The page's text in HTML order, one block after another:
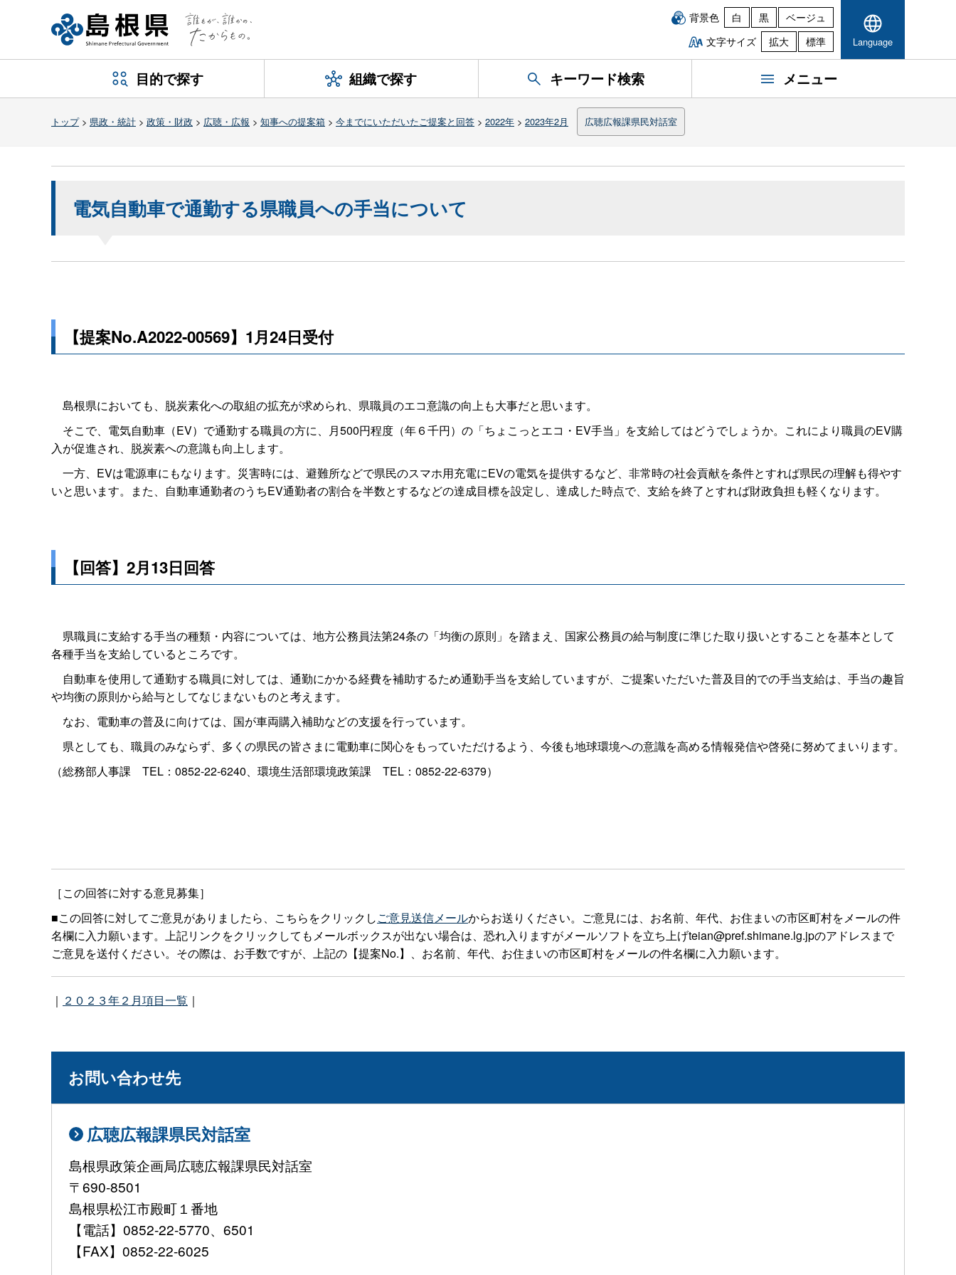
背景色 白 黒
ベージュ
文字サイズ
拡大 標準 Language
目的で探す 組織で探す キーワード検索 メニュー
トップ> 県政・統計 > 政策・財政 > 広聴・広報 > 知事への提案箱 > 今までにいただいたご提案と回答 > 2022年 > 2023年2月 広聴広報課県民対話室
電気自動車で通勤する県職員への手当について
【提案No.A2022-00569】1月24日受付
島根県においても、脱炭素化への取組の拡充が求められ、県職員のエコ意識の向上も大事だと思います。
そこで、電気自動車（EV）で通勤する職員の方に、月500円程度（年６千円）の「ちょこっとエコ・EV手当」を支給してはどうでしょうか。これにより職員のEV購
入が促進され、脱炭素への意識も向上します。
一方、EVは電源車にもなります。災害時には、避難所などで県民のスマホ用充電にEVの電気を提供するなど、非常時の社会貢献を条件とすれば県民の理解も得やす
いと思います。また、自動車通勤者のうちEV通勤者の割合を半数とするなどの達成目標を設定し、達成した時点で、支給を終了とすれば財政負担も軽くなります。
【回答】2月13日回答
県職員に支給する手当の種類・内容については、地方公務員法第24条の「均衡の原則」を踏まえ、国家公務員の給与制度に準じた取り扱いとすることを基本として
各種手当を支給しているところです。
自動車を使用して通勤する職員に対しては、通勤にかかる経費を補助するため通勤手当を支給していますが、ご提案いただいた普及目的での手当支給は、手当の趣旨
や均衡の原則から給与としてなじまないものと考えます。
なお、電動車の普及に向けては、国が車両購入補助などの支援を行っています。
県としても、職員のみならず、多くの県民の皆さまに電動車に関心をもっていただけるよう、今後も地球環境への意識を高める情報発信や啓発に努めてまいります。
（総務部人事課 TEL：0852-22-6240、環境生活部環境政策課 TEL：0852-22-6379）
［この回答に対する意見募集］
■この回答に対してご意見がありましたら、こちらをクリックしご意見送信メールからお送りください。ご意見には、お名前、年代、お住まいの市区町村をメールの件
名欄に入力願います。上記リンクをクリックしてもメールボックスが出ない場合は、恐れ入りますがメールソフトを立ち上げteian@pref.shimane.lg.jpのアドレスまで
ご意見を送付ください。その際は、お手数ですが、上記の【提案No.】、お名前、年代、お住まいの市区町村をメールの件名欄に入力願います。
｜ ２０２３年２月項目一覧 ｜
お問い合わせ先
広聴広報課県民対話室
島根県政策企画局広聴広報課県民対話室
〒690-8501
島根県松江市殿町１番地
【電話】0852-22-5770、6501
【FAX】0852-22-6025